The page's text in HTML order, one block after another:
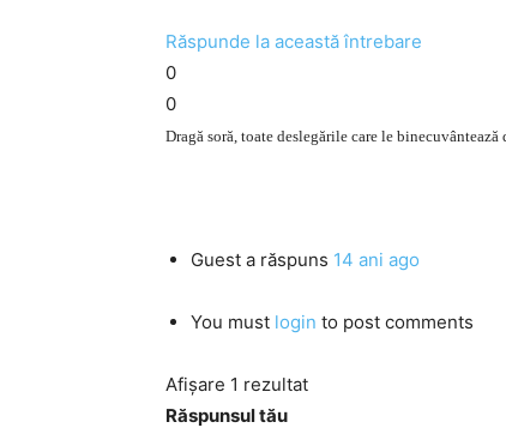
Răspunde la această întrebare
0
0
Dragă soră, toate deslegările care le
Guest a răspuns 14 ani ago
You must login to post comments
Afișare 1 rezultat
Răspunsul tău